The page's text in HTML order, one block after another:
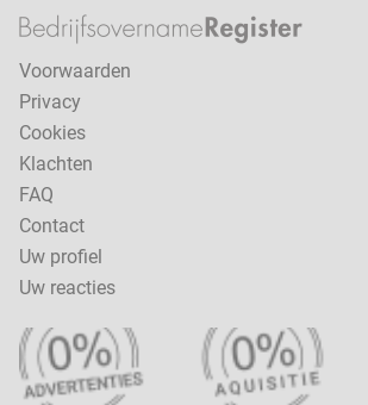
Voorwaarden
Privacy
Cookies
Klachten
FAQ
Contact
Uw profiel
Uw reacties